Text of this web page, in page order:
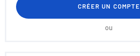
CRÉER UN COMPTE
ou